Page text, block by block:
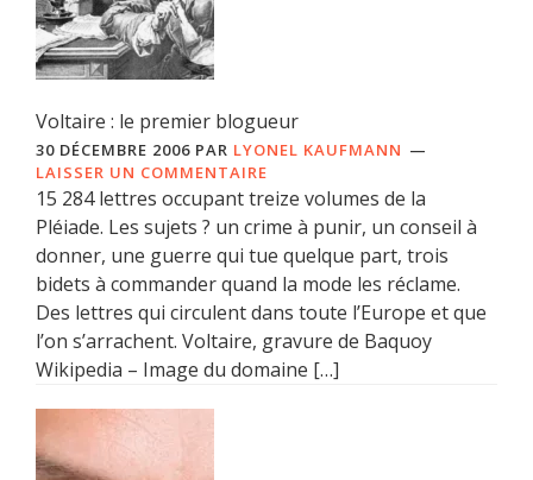
Voltaire : le premier blogueur
30 DÉCEMBRE 2006 PAR LYONEL KAUFMANN
LAISSER UN COMMENTAIRE
15 284 lettres occupant treize volumes de la
Pléiade. Les sujets ? un crime à punir, un conseil à
donner, une guerre qui tue quelque part, trois
bidets à commander quand la mode les réclame.
Des lettres qui circulent dans toute l’Europe et que
l’on s’arrachent. Voltaire, gravure de Baquoy
Wikipedia – Image du domaine […]